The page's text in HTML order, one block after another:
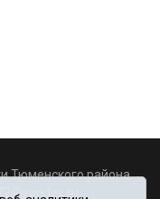
Тюменского района.